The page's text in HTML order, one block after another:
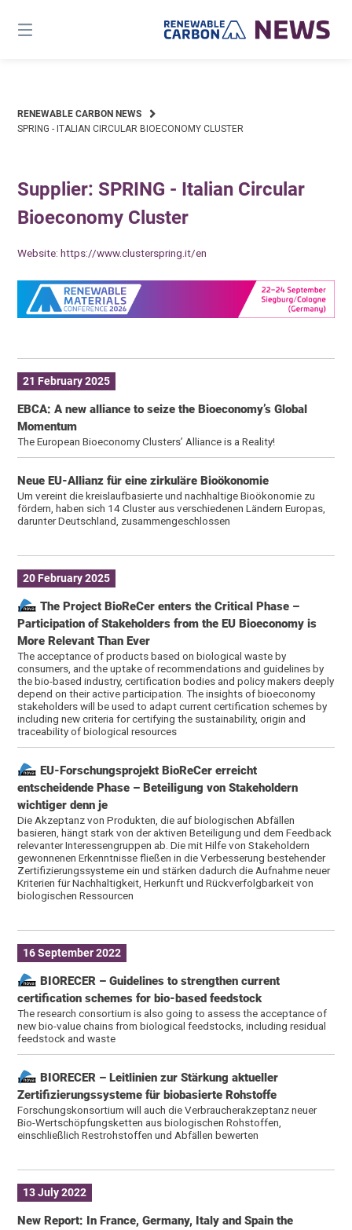
content
RENEWABLE CARBON NEWS
SPRING - ITALIAN CIRCULAR BIOECONOMY CLUSTER
Supplier: SPRING - Italian Circular
Bioeconomy Cluster
Website:https://www.clusterspring.it/en
21 February 2025
EBCA: A new alliance to seize the Bioeconomy’s Global
Momentum
The European Bioeconomy Clusters’ Alliance is a Reality!
Neue EU-Allianz für eine zirkuläre Bioökonomie
Um vereint die kreislaufbasierte und nachhaltige Bioökonomie zu
fördern, haben sich 14 Cluster aus verschiedenen Ländern Europas,
darunter Deutschland, zusammengeschlossen
20 February 2025
The Project BioReCer enters the Critical Phase –
Participation of Stakeholders from the EU Bioeconomy is
More Relevant Than Ever
The acceptance of products based on biological waste by
consumers, and the uptake of recommendations and guidelines by
the bio-based industry, certification bodies and policy makers deeply
depend on their active participation. The insights of bioeconomy
stakeholders will be used to adapt current certification schemes by
including new criteria for certifying the sustainability, origin and
traceability of biological resources
EU-Forschungsprojekt BioReCer erreicht
entscheidende Phase – Beteiligung von Stakeholdern
wichtiger denn je
Die Akzeptanz von Produkten, die auf biologischen Abfällen
basieren, hängt stark von der aktiven Beteiligung und dem Feedback
relevanter Interessengruppen ab. Die mit Hilfe von Stakeholdern
gewonnenen Erkenntnisse fließen in die Verbesserung bestehender
Zertifizierungssysteme ein und stärken dadurch die Aufnahme neuer
Kriterien für Nachhaltigkeit, Herkunft und Rückverfolgbarkeit von
biologischen Ressourcen
16 September 2022
BIORECER – Guidelines to strengthen current
certification schemes for bio-based feedstock
The research consortium is also going to assess the acceptance of
new bio-value chains from biological feedstocks, including residual
feedstock and waste
BIORECER – Leitlinien zur Stärkung aktueller
Zertifizierungssysteme für biobasierte Rohstoffe
Forschungskonsortium will auch die Verbraucherakzeptanz neuer
Bio-Wertschöpfungsketten aus biologischen Rohstoffen,
einschließlich Restrohstoffen und Abfällen bewerten
13 July 2022
New Report: In France, Germany, Italy and Spain the